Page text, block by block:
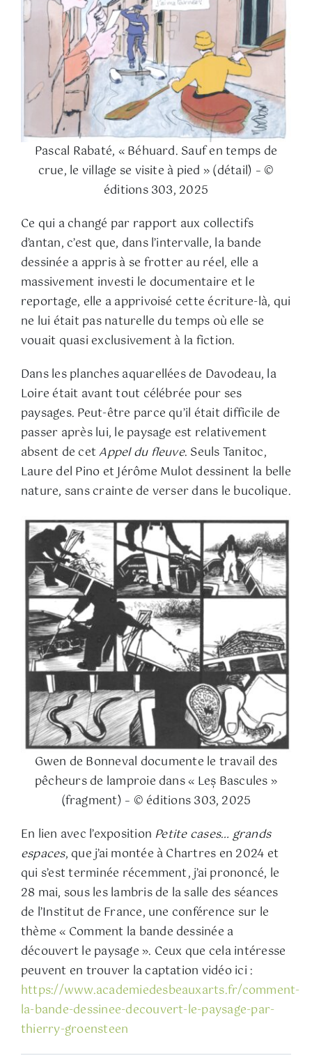
Pascal Rabaté, « Béhuard. Sauf en temps de
crue, le village se visite à pied » (détail) – ©
éditions 303, 2025
Ce qui a changé par rapport aux collectifs
d’antan, c’est que, dans l’intervalle, la bande
dessinée a appris à se frotter au réel, elle a
massivement investi le documentaire et le
reportage, elle a apprivoisé cette écriture-là, qui
ne lui était pas naturelle du temps où elle se
vouait quasi exclusivement à la fiction.
Dans les planches aquarellées de Davodeau, la
Loire était avant tout célébrée pour ses
paysages. Peut-être parce qu’il était difficile de
passer après lui, le paysage est relativement
absent de cetAppel du fleuve. Seuls Tanitoc,
Laure del Pino et Jérôme Mulot dessinent la belle
nature, sans crainte de verser dans le bucolique.
Gwen de Bonneval documente le travail des
pêcheurs de lamproie dans « Leș Bascules »
(fragment) – © éditions 303, 2025
En lien avec l’exposition Petite cases… grands
espaces, que j’ai montée à Chartres en 2024 et
qui s’est terminée récemment, j’ai prononcé, le
28 mai, sous les lambris de la salle des séances
de l’Institut de France, une conférence sur le
thème « Comment la bande dessinée a
découvert le paysage ». Ceux que cela intéresse
peuvent en trouver la captation vidéo ici :
https://www.academiedesbeauxarts.fr/comment-
la-bande-dessinee-decouvert-le-paysage-par-
thierry-groensteen